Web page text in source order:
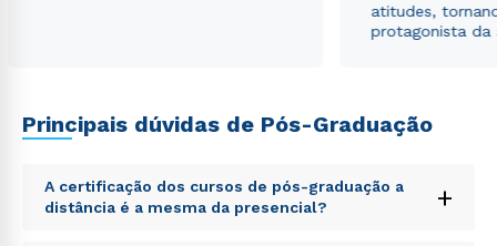
atitudes,
protagonista da
Principais dúvidas de Pós-Graduação
A certificação dos cursos de pós-graduação a
distância é a mesma da presencial?
+